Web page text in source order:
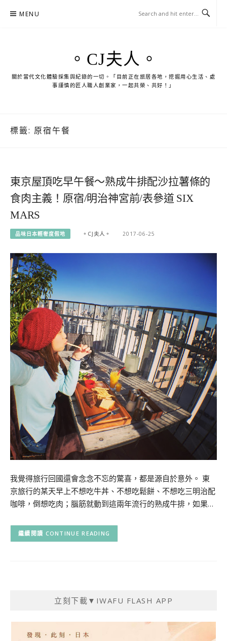
MENU
。CJ夫人。
關於當代文化體驗採集與紀錄的一切。「目前正在旅居各地，挖掘用心生活、處
事謹慎的匠人職人創業家，一起共榮、共好！」
標籤: 原宿午餐
東京屋頂吃早午餐～熟成牛排配沙拉薯條的
食肉主義！原宿/明治神宮前/表參道 SIX
MARS
品味日本輕奢度假地 。CJ夫人。 2017-06-25
我覺得旅行回國還會念念不忘的驚喜，都是源自於意外。 東
京旅行的某天早上不想吃牛丼、不想吃鬆餅、不想吃三明治配
咖啡，倒想吃肉；腦筋就動到這兩年流行的熟成牛排，如果…
CONTINUE READING
立刻下載▼IWAFU FLASH APP